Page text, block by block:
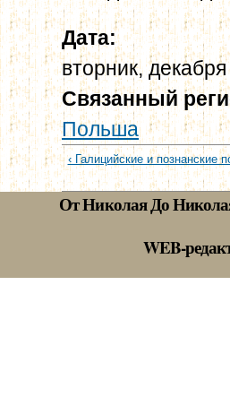
Дата:
вторник,
Связанный
Польша
‹ Галицийские и познанские
От Николая До
WEB-